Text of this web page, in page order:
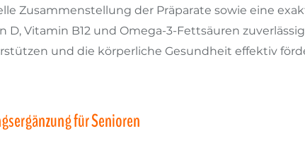
Zusammenstellung der Präparate sowie eine
Vitamin B12 und Omega-3-Fettsäuren
und die körperliche Gesundheit effektiv
für Senioren